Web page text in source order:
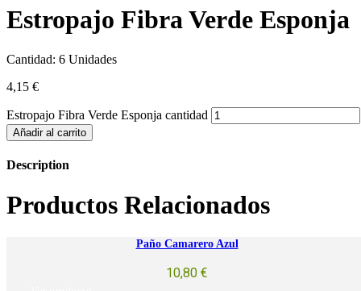
Estropajo Fibra Verde Esponja
Cantidad: 6 Unidades
4,15 €
Estropajo Fibra Verde Esponja cantidad
Añadir al carrito
Description
Productos Relacionados
Paño Camarero Azul
10,80 €